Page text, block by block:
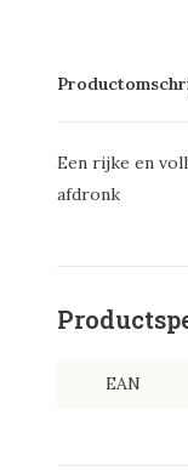
Een rijke en
afdronk
EAN